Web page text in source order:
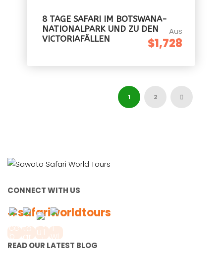
8 TAGE SAFARI IM BOTSWANA-
NATIONALPARK UND ZU DEN
VICTORIAFÄLLEN
Aus
$1,728
1 2
CONNECT WITH US
#safariworldtours
READ OUR LATEST BLOG